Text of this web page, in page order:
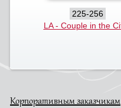
225-256
LA - Couple in the
Корпоративным заказчикам